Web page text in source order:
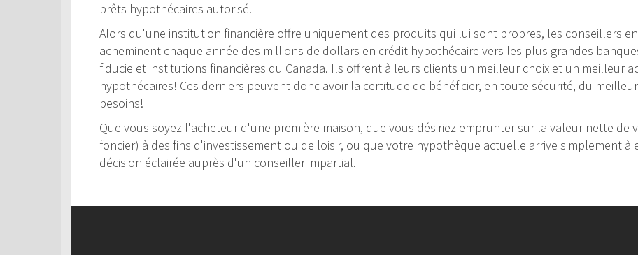
prêts hypothécaires autorisé.
Alors qu'une institution financière offre uniquement des produits qui lui sont propres, les conseillers
acheminent chaque année des millions de dollars en crédit hypothécaire vers les plus grandes
fiducie et institutions financières du Canada. Ils offrent à leurs clients un meilleur choix et un meilleur
hypothécaires! Ces derniers peuvent donc avoir la certitude de bénéficier, en toute sécurité, du
besoins!
Que vous soyez l'acheteur d'une première maison, que vous désiriez emprunter sur la valeur nette de
foncier) à des fins d'investissement ou de loisir, ou que votre hypothèque actuelle arrive simplement à
décision éclairée auprès d'un conseiller impartial.